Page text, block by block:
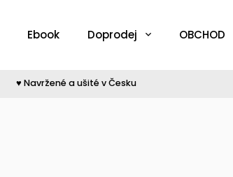
Ebook Doprodej OBCHOD
♥︎ Navržené a ušité v Česku